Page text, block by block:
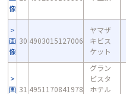
像
画
像
30 4903015127006
ヤマザ
キビス
ケット
画 31 4951170841978
グラン
ビスタ
ホテル